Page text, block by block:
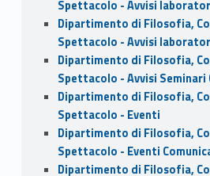
Spettacolo - Avvisi
Dipartimento di Filosofia,
Spettacolo - Avvisi
Dipartimento di Filosofia,
Spettacolo - Avvisi Seminari
Dipartimento di Filosofia,
Spettacolo - Eventi
Dipartimento di Filosofia,
Spettacolo - Eventi
Dipartimento di Filosofia,